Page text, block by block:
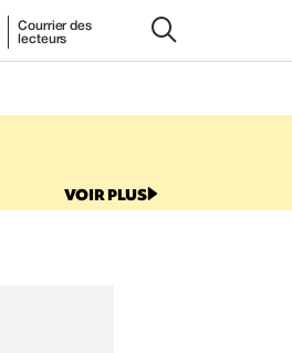
Courrier des
lecteurs
VOIR PLUS